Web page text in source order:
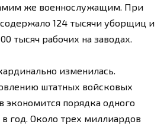
же военнослужащим. При
124 тысячи уборщиц и
тысяч рабочих на заводах.
изменилась.
штатных войсковых
экономится порядка одного
год. Около трех миллиардов